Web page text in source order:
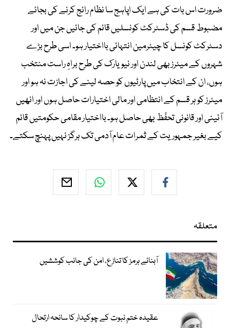
ضرورت اس بات کی ہے ایک اپاہج سا نظام رائج کرنے کی بجائے
مضبوط قسم کی ڈسٹرکٹ کونسلیں قائم کی جائیں جن میں اور
دسٹرکٹ کونسل کا چیئرمین انتہائی بااختیار ہو۔ اسی طرح بڑے
شہروں کے میئرز بھی لندن اور نیویارک کی طرح براہِ راست منتخب
ہوں، ان کے انتخاب میں پارٹیوں کو حصہ لینے کی اجازت نہ ہو اور
میئرز کو ہر قسم کے انتظامی اور مالی اختیارات حاصل ہوں اور انھیں
آئینی اور قانونی تحفّظ بھی حاصل ہو۔ بااختیار مقامی حکومتیں قائم
کیے بغیر جمہوریت کے ثمرات عام آدمی تک ہرگز نہیں پہنچ سکتے۔
متعلقہ
آبنائے ہرمز کا تنازع، امن کی جانب کوششیں
عقیدہ ختم نبوت کے چوکیدار کا سانحہ ارتحال